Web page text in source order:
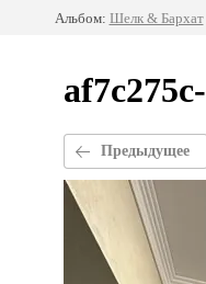
Альбом: Шелк & Бархат
Предыдущее